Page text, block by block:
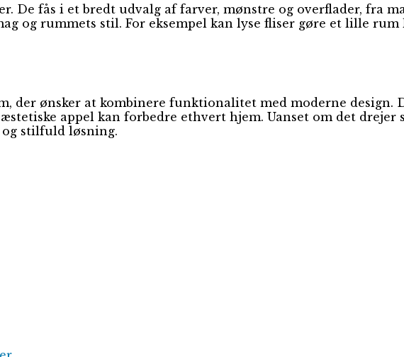
De fås i et bredt udvalg af farver, mønstre og overflader, fra
og rummets stil. For eksempel kan lyse fliser gøre et lille rum
der ønsker at kombinere funktionalitet med moderne design.
appel kan forbedre ethvert hjem. Uanset om det
stilfuld løsning.